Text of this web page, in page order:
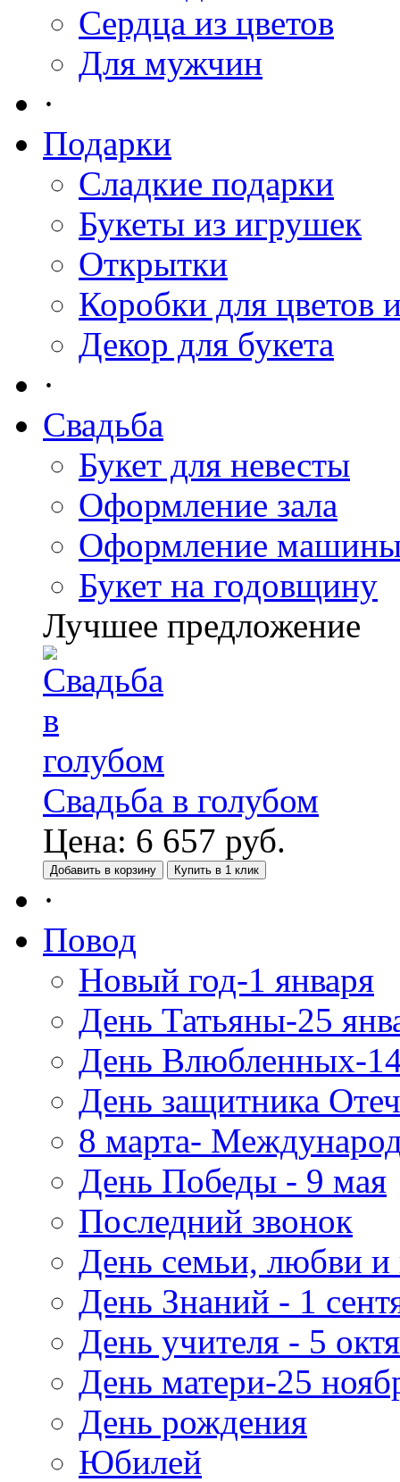
Сердца из цветов
Для мужчин
·
Подарки
Сладкие подарки
Букеты из игрушек
Открытки
Коробки для цветов
Декор для букета
·
Свадьба
Букет для невесты
Оформление зала
Оформление
Букет на годовщину
Лучшее предложение
Свадьба в голубом
Цена: 6 657 руб.
Добавить в корзину Купить в 1 клик
·
Повод
Новый год-1 января
День Татьяны-25
День Влюбленных-
День защитника
8 марта-
День Победы - 9 мая
Последний звонок
День семьи, любви и
День Знаний - 1
День учителя - 5
День матери-25
День рождения
Юбилей